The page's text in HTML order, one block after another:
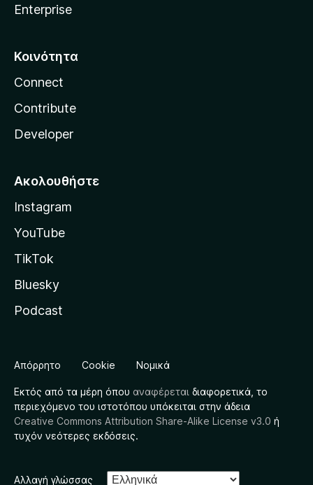
Enterprise
Κοινότητα
Connect
Contribute
Developer
Ακολουθήστε
Instagram
YouTube
TikTok
Bluesky
Podcast
Απόρρητο Cookie Νομικά
Εκτός από τα μέρη όπου αναφέρεται διαφορετικά, το
περιεχόμενο του ιστοτόπου υπόκειται στην άδεια
Creative Commons Attribution Share-Alike License v3.0 ή
τυχόν νεότερες εκδόσεις.
Αλλαγή γλώσσας